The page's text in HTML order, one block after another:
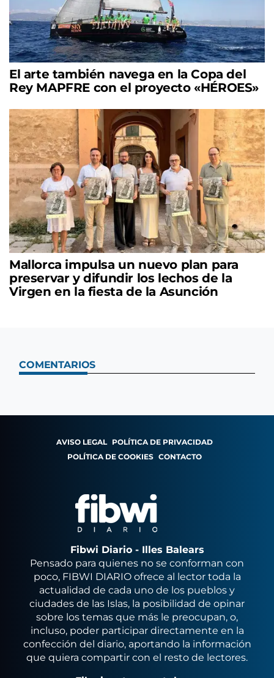
El arte también navega en la Copa del
Rey MAPFRE con el proyecto «HÉROES»
Mallorca impulsa un nuevo plan para
preservar y difundir los lechos de la
Virgen en la fiesta de la Asunción
COMENTARIOS
AVISO LEGAL POLÍTICA DE PRIVACIDAD
POLÍTICA DE COOKIES CONTACTO
Fibwi Diario - Illes Balears
Pensado para quienes no se conforman con
poco, FIBWI DIARIO ofrece al lector toda la
actualidad de cada uno de los pueblos y
ciudades de las Islas, la posibilidad de opinar
sobre los temas que más le preocupan, o,
incluso, poder participar directamente en la
confección del diario, aportando la información
que quiera compartir con el resto de lectores.